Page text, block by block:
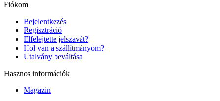
Fiókom
Bejelentkezés
Regisztráció
Elfelejtette jelszavát?
Hol van a szállítmányom?
Utalvány beváltása
Hasznos információk
Magazin